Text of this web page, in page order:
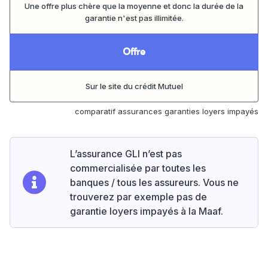
Une offre plus chère que la moyenne et donc la durée de la
garantie n'est pas illimitée.
Offre
Sur le site du crédit Mutuel
comparatif assurances garanties loyers impayés
L’assurance GLI n’est pas
commercialisée par toutes les
banques / tous les assureurs. Vous ne
trouverez par exemple pas de
garantie loyers impayés à la Maaf.